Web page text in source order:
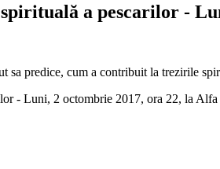
a pescarilor -
sa predice, cum a contribuit la trezirile
- Luni, 2 octombrie 2017, ora 22, la